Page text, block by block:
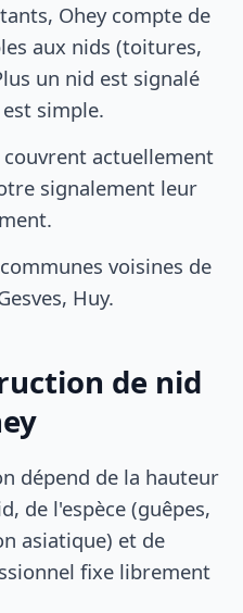
Ohey compte de
aux nids (toitures,
un nid est signalé
simple.
actuellement
signalement leur
voisines de
Huy.
de nid
dépend de la hauteur
de l'espèce (guêpes,
asiatique) et de
fixe librement